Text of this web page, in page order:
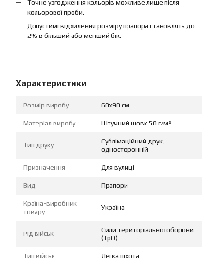
Точне узгодження кольорів можливе лише після
кольорової проби.
Допустимі відхилення розміру прапора становлять до
2% в більший або менший бік.
Характеристики
Розмір виробу 60х90 см
Матеріал виробу Штучний шовк 50 г/м²
Тип друку
Сублімаційний друк,
односторонній
Призначення Для вулиці
Вид Прапори
Країна-виробник
товару
Україна
Рід військ
Сили територіальної оборони
(ТрО)
Тип військ Легка піхота